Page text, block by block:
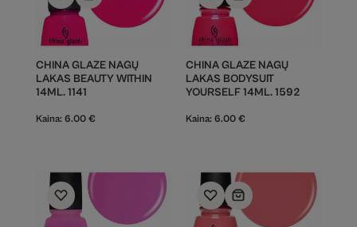
CHINA GLAZE NAGŲ
LAKAS BEAUTY WITHIN
14ML. 1141
Kaina: 6.00 €
CHINA GLAZE NAGŲ
LAKAS BODYSUIT
YOURSELF 14ML. 1592
Kaina: 6.00 €